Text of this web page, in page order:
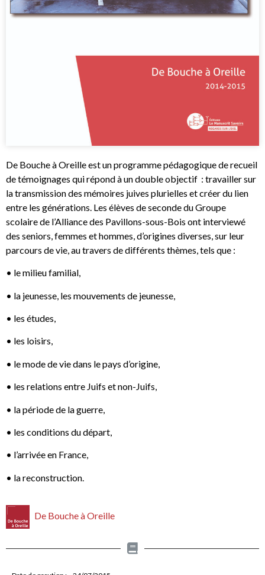
De Bouche à Oreille est un programme pédagogique de recueil
de témoignages qui répond à un double objectif : travailler sur
la transmission des mémoires juives plurielles et créer du lien
entre les générations. Les élèves de seconde du Groupe
scolaire de l’Alliance des Pavillons-sous-Bois ont interviewé
des seniors, femmes et hommes, d’origines diverses, sur leur
parcours de vie, au travers de différents thèmes, tels que :
• le milieu familial,
• la jeunesse, les mouvements de jeunesse,
• les études,
• les loisirs,
• le mode de vie dans le pays d’origine,
• les relations entre Juifs et non-Juifs,
• la période de la guerre,
• les conditions du départ,
• l’arrivée en France,
• la reconstruction.
De Bouche à Oreille